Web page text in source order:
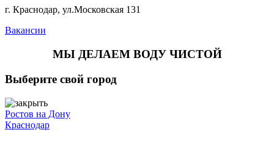
г. Краснодар, ул.Московская 131
Вакансии
МЫ ДЕЛАЕМ ВОДУ ЧИСТОЙ
Выберите свой город
Ростов на Дону
Краснодар